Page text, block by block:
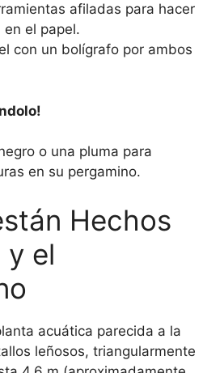
afiladas para hacer
el papel.
con un bolígrafo por ambos
o una pluma para
en su pergamino.
Hechos
y el
acuática parecida a la
leñosos, triangularmente